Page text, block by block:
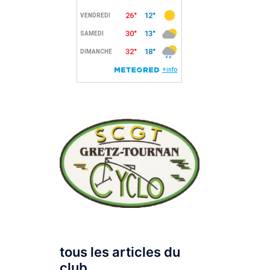
tous les articles du